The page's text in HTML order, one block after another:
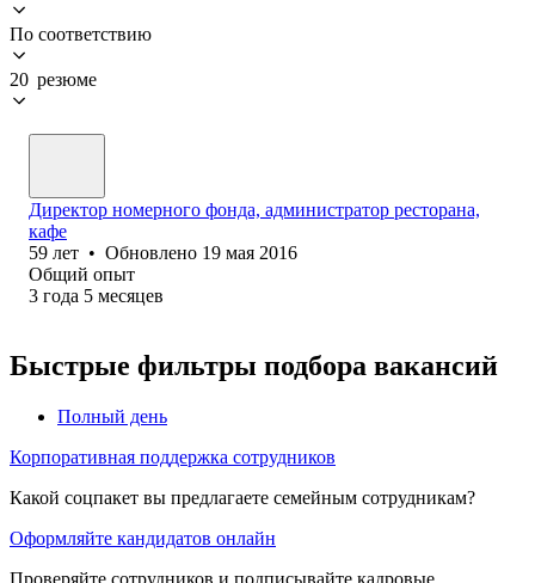
По соответствию
20 резюме
Директор номерного фонда, администратор ресторана,
кафе
59 лет • Обновлено 19 мая 2016
Общий опыт
3 года 5 месяцев
Быстрые фильтры подбора вакансий
Полный день
Корпоративная поддержка сотрудников
Какой соцпакет вы предлагаете семейным сотрудникам?
Оформляйте кандидатов онлайн
Проверяйте сотрудников и подписывайте кадровые